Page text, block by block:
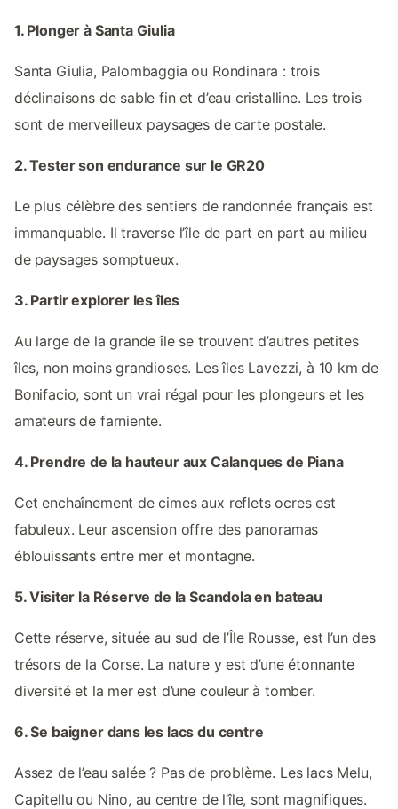
1. Plonger à Santa Giulia
Santa Giulia, Palombaggia ou Rondinara : trois
déclinaisons de sable fin et d’eau cristalline. Les trois
sont de merveilleux paysages de carte postale.
2. Tester son endurance sur le GR20
Le plus célèbre des sentiers de randonnée français est
immanquable. Il traverse l’île de part en part au milieu
de paysages somptueux.
3. Partir explorer les îles
Au large de la grande île se trouvent d’autres petites
îles, non moins grandioses. Les îles Lavezzi, à 10 km de
Bonifacio, sont un vrai régal pour les plongeurs et les
amateurs de farniente.
4. Prendre de la hauteur aux Calanques de Piana
Cet enchaînement de cimes aux reflets ocres est
fabuleux. Leur ascension offre des panoramas
éblouissants entre mer et montagne.
5. Visiter la Réserve de la Scandola en bateau
Cette réserve, située au sud de l’Île Rousse, est l’un des
trésors de la Corse. La nature y est d’une étonnante
diversité et la mer est d’une couleur à tomber.
6. Se baigner dans les lacs du centre
Assez de l’eau salée ? Pas de problème. Les lacs Melu,
Capitellu ou Nino, au centre de l’île, sont magnifiques.